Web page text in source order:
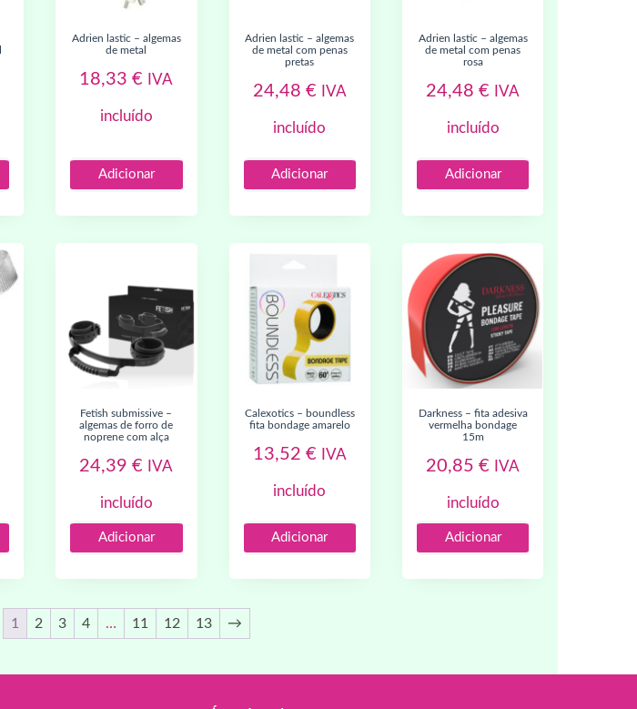
adrien lastic – algemas
de metal
18,33€ IVA
incluído
Adicionar
adrien lastic – algemas
de metal com penas
pretas
24,48 € IVA
incluído
Adicionar
adrien lastic – algemas
de metal com penas
rosa
24,48€ IVA
incluído
Adicionar
fetish submissive –
algemas de forro de
noprene com alça
24,39€ IVA
incluído
Adicionar
calexotics – boundless
fita bondage amarelo
13,52 € IVA
incluído
Adicionar
darkness – fita adesiva
vermelha bondage
15m
20,85€ IVA
incluído
Adicionar
1 2 3 4 … 11 12 13 →